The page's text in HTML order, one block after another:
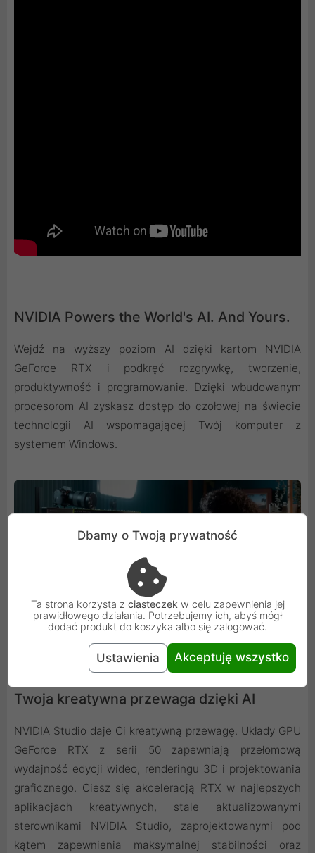
NVIDIA Powers the World's AI. And Yours.
Wejdź na wyższy poziom AI dzięki kartom NVIDIA
GeForce RTX i podkręć rozgrywkę, tworzenie,
produktywność i programowanie. Dzięki wbudowanym
procesorom AI zyskasz dostęp do czołowej na świecie
technologii AI wspomagającej Twój komputer z
systemem Windows.
Twoja kreatywna przewaga dzięki AI
NVIDIA Studio daje Ci kreatywną przewagę. Układy GPU
GeForce RTX z serii 50 zapewniają przełomową
wydajność edycji wideo, renderingu 3D i projektowania
graficznego. Ciesz się akceleracją RTX w najlepszych
aplikacjach kreatywnych, stale aktualizowanymi
sterownikami NVIDIA Studio, zaprojektowanymi pod
kątem zapewnienia maksymalnej stabilności oraz
Dbamy o Twoją prywatność
Ta strona korzysta z ciasteczek w celu zapewnienia jej
prawidłowego działania. Potrzebujemy ich, abyś mógł
dodać produkt do koszyka albo się zalogować.
Ustawienia Akceptuję wszystko